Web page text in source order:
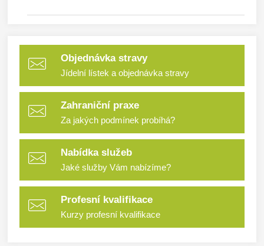
Objednávka stravy
Jídelní lístek a objednávka stravy
Zahraniční praxe
Za jakých podmínek probíhá?
Nabídka služeb
Jaké služby Vám nabízíme?
Profesní kvalifikace
Kurzy profesní kvalifikace